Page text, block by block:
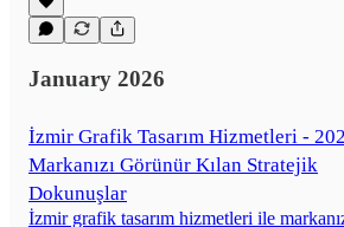
January 2026
İzmir Grafik Tasarım Hizmetleri -
Markanızı Görünür Kılan Stratejik
Dokunuşlar
İzmir grafik tasarım hizmetleri ile